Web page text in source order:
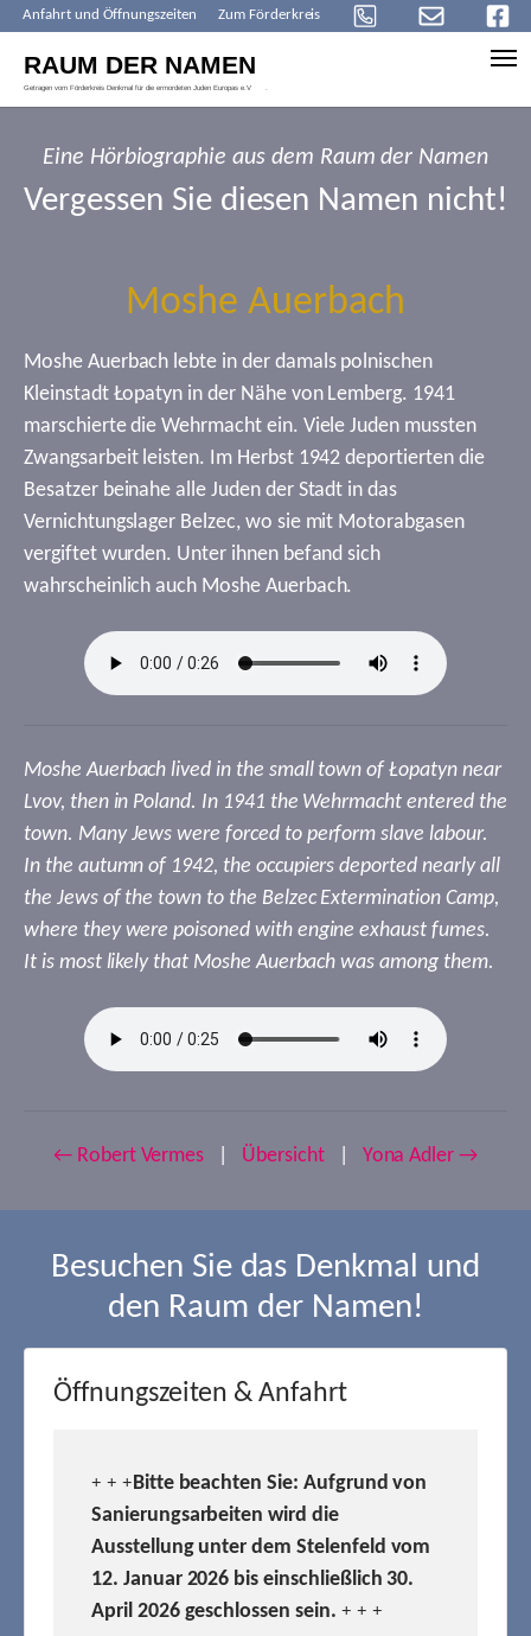
Anfahrt und Öffnungszeiten Zum Förderkreis
Eine Hörbiographie aus dem Raum der Namen
Vergessen Sie diesen Namen nicht!
Moshe Auerbach
Moshe Auerbach lebte in der damals polnischen
Kleinstadt Łopatyn in der Nähe von Lemberg. 1941
marschierte die Wehrmacht ein. Viele Juden mussten
Zwangsarbeit leisten. Im Herbst 1942 deportierten die
Besatzer beinahe alle Juden der Stadt in das
Vernichtungslager Belzec, wo sie mit Motorabgasen
vergiftet wurden. Unter ihnen befand sich
wahrscheinlich auch Moshe Auerbach.
Moshe Auerbach lived in the small town of Łopatyn near
Lvov, then in Poland. In 1941 the Wehrmacht entered the
town. Many Jews were forced to perform slave labour.
In the autumn of 1942, the occupiers deported nearly all
the Jews of the town to the Belzec Extermination Camp,
where they were poisoned with engine exhaust fumes.
It is most likely that Moshe Auerbach was among them.
← Robert Vermes Übersicht Yona Adler →
Besuchen Sie das Denkmal und
den Raum der Namen!
Öffnungszeiten & Anfahrt
+ + +Bitte beachten Sie: Aufgrund von
Sanierungsarbeiten wird die
Ausstellung unter dem Stelenfeld vom
12. Januar 2026 bis einschließlich 30.
April 2026 geschlossen sein. + + +